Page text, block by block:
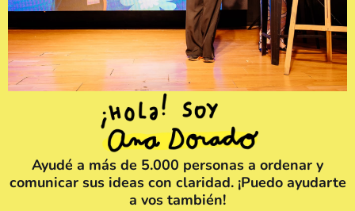
Ayudé a más de 5.000 personas a ordenar y
comunicar sus ideas con claridad. ¡Puedo ayudarte
a vos también!